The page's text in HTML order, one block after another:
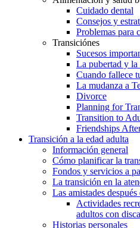
Cuidado dental
Consejos y
Problemas para
Transiciónes
Sucesos
La pubertad y la
Cuando fallece
La mudanza a
Divorce
Planning for
Transition to
Friendships
Transición a la edad adulta
Información general
Cómo planificar la
Fondos y servicios a
La transición en la
Las amistades
Actividades
adultos con
Historias personales